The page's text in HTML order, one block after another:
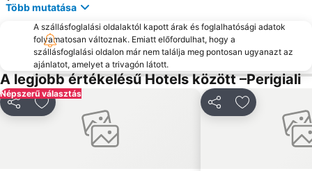
Ancient Nikopolis
Több mutatása
A szállásfoglalási oldalaktól kapott árak és foglalhatósági adatok
folyamatosan változnak. Emiatt előfordulhat, hogy a
szállásfoglalási oldalon már nem találja meg pontosan ugyanazt az
ajánlatot, amelyet a trivagón látott.
A legjobb értékelésű Hotels között –Perigiali
Népszerű választás
MegosztásHozzáadás a kedvencekhez MegosztásHozzáadás